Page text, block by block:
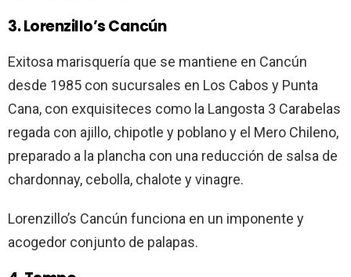
3. Lorenzillo’s Cancún
Exitosa marisquería que se mantiene en Cancún
desde 1985 con sucursales en Los Cabos y Punta
Cana, con exquisiteces como la Langosta 3 Carabelas
regada con ajillo, chipotle y poblano y el Mero Chileno,
preparado a la plancha con una reducción de salsa de
chardonnay, cebolla, chalote y vinagre.
Lorenzillo’s Cancún funciona en un imponente y
acogedor conjunto de palapas.